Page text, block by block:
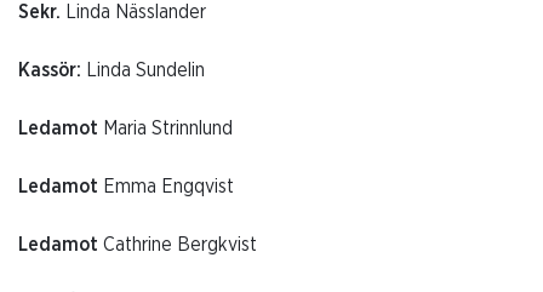
Sekr. Linda Nässlander
Kassör: Linda Sundelin
Ledamot Maria Strinnlund
Ledamot Emma Engqvist
Ledamot Cathrine Bergkvist